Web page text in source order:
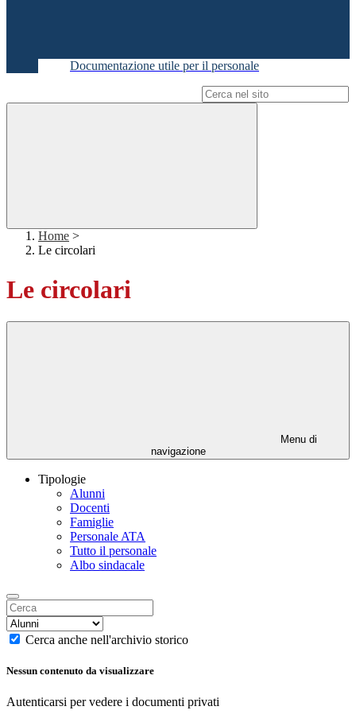
Documentazione utile per il personale
Home >
Le circolari
Le circolari
Menu di
navigazione
Tipologie
Alunni
Docenti
Famiglie
Personale ATA
Tutto il personale
Albo sindacale
Cerca anche nell'archivio storico
Nessun contenuto da visualizzare
Autenticarsi per vedere i documenti privati